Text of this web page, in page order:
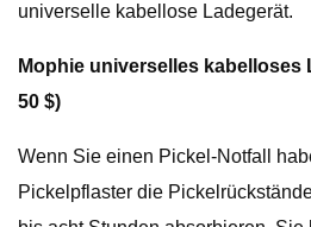
universelle kabellose Ladegerät.
Mophie universelles kabelloses
50 $)
Wenn Sie einen Pickel-Notfall
Pickelpflaster die